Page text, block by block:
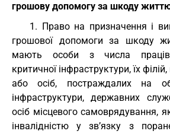
грошову допомогу за шкоду
1. Право на призначення і
грошової допомоги за шкоду
мають особи з числа
критичної інфраструктури, їх
або осіб, постраждалих на
інфраструктури, державних
осіб місцевого самоврядування,
інвалідністю у зв’язку з